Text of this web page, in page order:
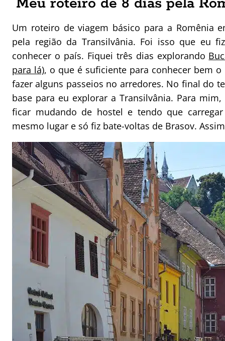
Meu roteiro de 8 dias pela
Um roteiro de viagem básico para a Romênia
pela região da Transilvânia. Foi isso que eu
conhecer o país. Fiquei três dias explorando
para lá), o que é suficiente para conhecer bem
fazer alguns passeios no arredores. No final do
base para eu explorar a Transilvânia. Para
ficar mudando de hostel e tendo que
mesmo lugar e só fiz bate-voltas de Brasov.